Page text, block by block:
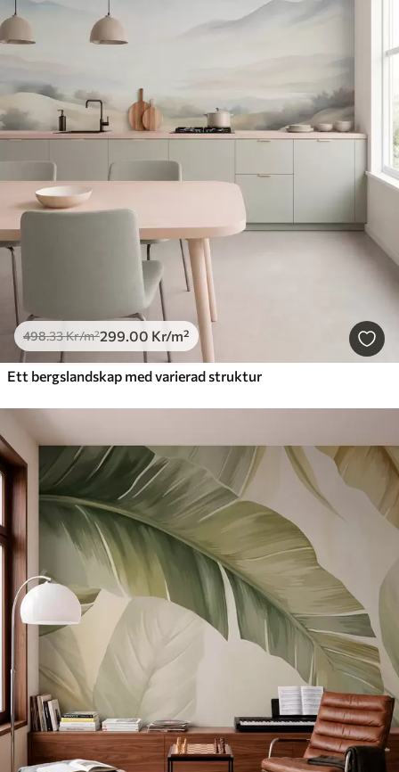
498.33Kr/m²299.00 Kr/m²
Ett bergslandskap med varierad struktur